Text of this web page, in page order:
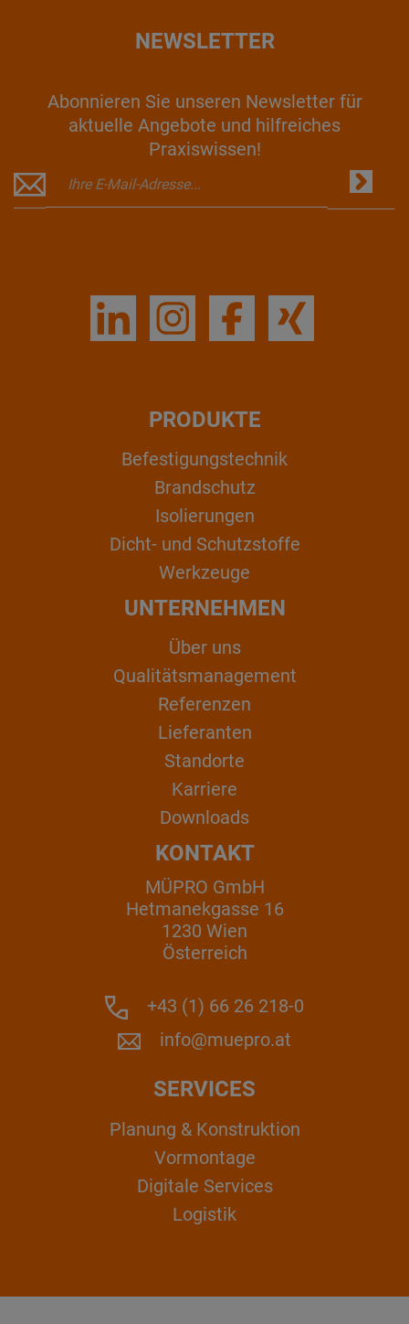
NEWSLETTER
Abonnieren Sie unseren Newsletter für
aktuelle Angebote und hilfreiches
Praxiswissen!
PRODUKTE
Befestigungstechnik
Brandschutz
Isolierungen
Dicht- und Schutzstoffe
Werkzeuge
UNTERNEHMEN
Über uns
Qualitätsmanagement
Referenzen
Lieferanten
Standorte
Karriere
Downloads
KONTAKT
MÜPRO GmbH
Hetmanekgasse 16
1230 Wien
Österreich
+43 (1) 66 26 218-0
info@muepro.at
SERVICES
Planung & Konstruktion
Vormontage
Digitale Services
Logistik